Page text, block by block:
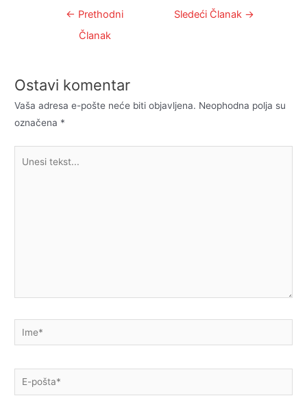
Kretanje← Prethodni
Članak
Sledeći Članak →
Ostavi komentar
Vaša adresa e-pošte neće biti objavljena. Neophodna polja su
označena *
Ime*
E-
pošta*